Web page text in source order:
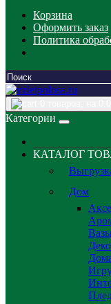
Корзина
Оформить заказ
Политика
Категории
КАТАЛОГ
Дом